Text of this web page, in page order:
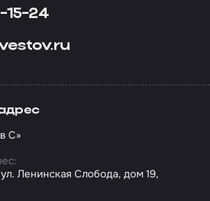
15-24
С»
Ленинская Слобода, дом 19,